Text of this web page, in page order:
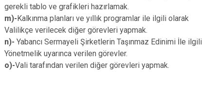
gerekli tablo ve grafikleri hazırlamak.
m)-Kalkınma planları ve yıllık programlar ile ilgili olarak
Valilikçe verilecek diğer görevleri yapmak.
n)- Yabancı Sermayeli Şirketlerin Taşınmaz Edinimi İle ilgili
Yönetmelik uyarınca verilen görevler.
o)-Vali tarafından verilen diğer görevleri yapmak.